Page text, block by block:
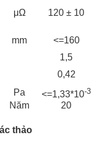
μΩ 120 ± 10
mm
<=160
1,5
0,42
Pa <=1,33*10-3
Năm 20
thảo